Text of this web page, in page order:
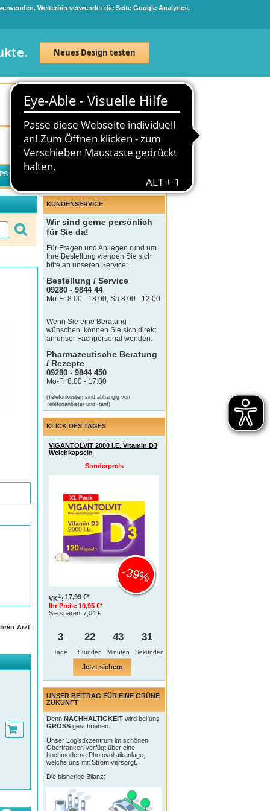
Weiterhin verwendet die Seite Google Analytics.
Neues Design testen
Neuanmeldung Anmelden
0 Artikel 0,00 €
Arzt
KUNDENSERVICE
Wir sind gerne persönlich
für Sie da!
Für Fragen und Anliegen rund um
Ihre Bestellung wenden Sie sich
bitte an unseren Service:
Bestellung / Service
09280 - 9844 44
Mo-Fr 8:00 - 18:00, Sa 8:00 - 12:00
Wenn Sie eine Beratung
wünschen, können Sie sich direkt
an unser Fachpersonal wenden:
Pharmazeutische Beratung
/ Rezepte
09280 - 9844 450
Mo-Fr 8:00 - 17:00
(Telefonkosten sind abhängig von
Telefonanbieter und -tarif)
KLICK DES TAGES
VIGANTOLVIT 2000 I.E. Vitamin D3
Weichkapseln
Sonderpreis
VK1 : 17,99 €*
Ihr Preis: 10,95 €*
Sie sparen: 7,04 €
-39%
3
Tage
22 43 30
Jetzt sichern
UNSER BEITRAG FÜR EINE GRÜNE
ZUKUNFT
DennNACHHALTIGKEIT wird bei uns
GROSS geschrieben.
Unser Logistikzentrum im schönen
Oberfranken verfügt über eine
hochmoderne Photovoltaikanlage,
welche uns mit Strom versorgt.
Die bisherige Bilanz: